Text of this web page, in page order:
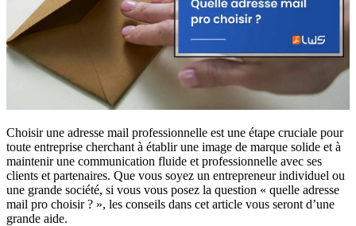
Choisir une adresse mail professionnelle est une étape cruciale pour
toute entreprise cherchant à établir une image de marque solide et à
maintenir une communication fluide et professionnelle avec ses
clients et partenaires. Que vous soyez un entrepreneur individuel ou
une grande société, si vous vous posez la question « quelle adresse
mail pro choisir ? », les conseils dans cet article vous seront d’une
grande aide.